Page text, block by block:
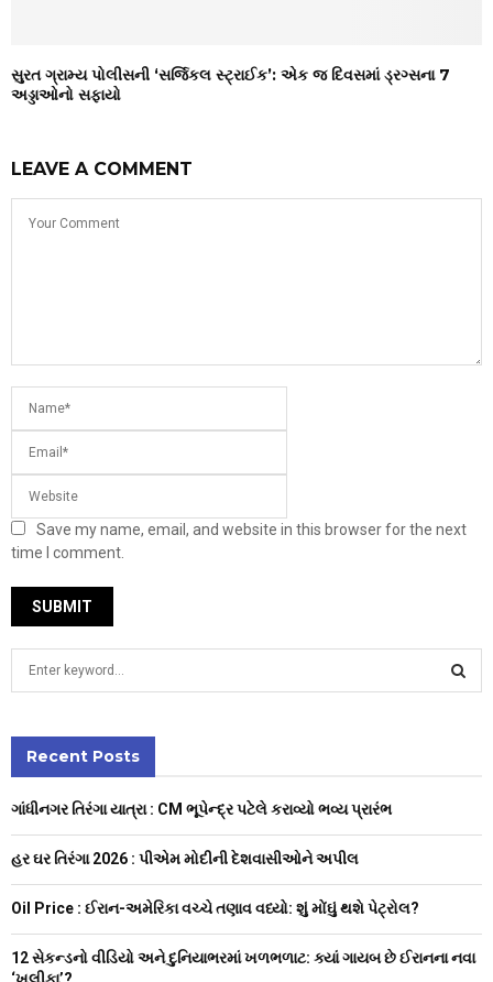
સુરત ગ્રામ્ય પોલીસની ‘સર્જિકલ સ્ટ્રાઈક’: એક જ દિવસમાં ડ્રગ્સના 7
અડ્ડાઓનો સફાયો
LEAVE A COMMENT
Save my name, email, and website in this browser for the next
time I comment.
h
:
C
H
Recent Posts
ગાંધીનગર તિરંગા યાત્રા : CM ભૂપેન્દ્ર પટેલે કરાવ્યો ભવ્ય પ્રારંભ
હર ઘર તિરંગા 2026 : પીએમ મોદીની દેશવાસીઓને અપીલ
Oil Price : ઈરાન-અમેરિકા વચ્ચે તણાવ વધ્યો: શું મોંઘું થશે પેટ્રોલ?
12 સેકન્ડનો વીડિયો અને દુનિયાભરમાં ખળભળાટ: ક્યાં ગાયબ છે ઈરાનના નવા